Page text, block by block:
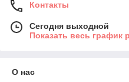
Контакты
Сегодня выходной
Показать весь график
О нас